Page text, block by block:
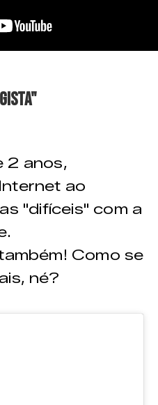
2 anos,
ao
"difíceis" com a
Como se
né?